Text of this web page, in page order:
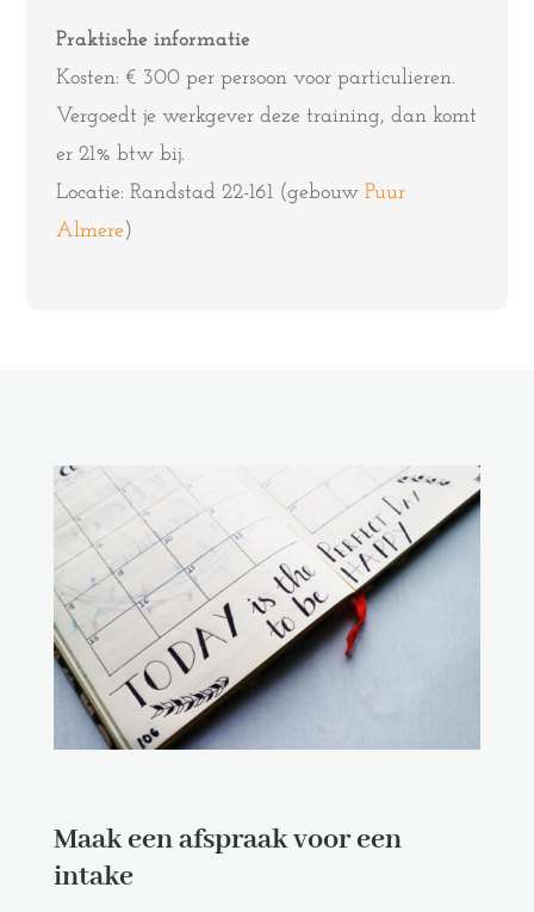
Praktische informatie
Kosten: € 300 per persoon voor particulieren.
Vergoedt je werkgever deze training, dan komt
er 21% btw bij.
Locatie: Randstad 22-161 (gebouwPuur
Almere)
Maak een afspraak voor een
intake